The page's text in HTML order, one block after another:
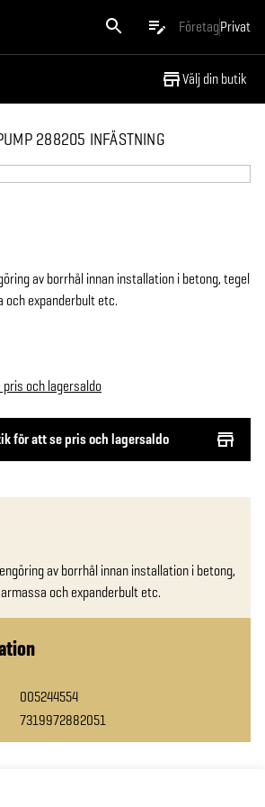
FöretagPrivat
Välj din butik
288205 INFÄSTNING
för att se pris och lagersaldo
och lagersaldo
av borrhål innan installation i betong, tegel
och expanderbult etc.
av borrhål innan installation i betong,
och expanderbult etc.
005244554
7319972882051